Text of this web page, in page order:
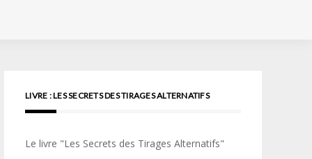
LIVRE : LES SECRETS DES TIRAGES ALTERNATIFS
Le livre "Les Secrets des Tirages Alternatifs"